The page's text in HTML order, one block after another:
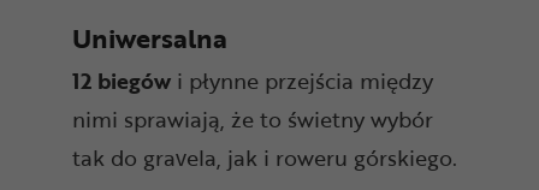
Uniwersalna
12 biegów i płynne przejścia między
nimi sprawiają, że to świetny wybór
tak do gravela, jak i roweru górskiego.